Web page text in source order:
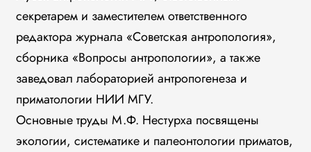
секретарем и заместителем ответственного
редактора журнала «Советская антропология»,
сборника «Вопросы антропологии», а также
заведовал лабораторией антропогенеза и
приматологии НИИ МГУ.
Основные труды М.Ф. Нестурха посвящены
экологии, систематике и палеонтологии приматов,